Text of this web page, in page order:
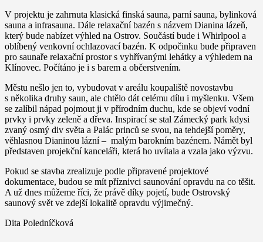
V projektu je zahrnuta klasická finská sauna, parní sauna, bylinková
sauna a infrasauna. Dále relaxační bazén s názvem Dianina lázeň,
který bude nabízet výhled na Ostrov. Součástí bude i Whirlpool a
oblíbený venkovní ochlazovací bazén. K odpočinku bude připraven
pro saunaře relaxační prostor s vyhřívanými lehátky a výhledem na
Klínovec. Počítáno je i s barem a občerstvením.
Městu nešlo jen to, vybudovat v areálu koupaliště novostavbu
s několika druhy saun, ale chtělo dát celému dílu i myšlenku. Všem
se zalíbil nápad pojmout ji v přírodním duchu, kde se objeví vodní
prvky i prvky zeleně a dřeva. Inspirací se stal Zámecký park kdysi
zvaný osmý div světa a Palác princů se svou, na tehdejší poměry,
věhlasnou Dianinou lázní – malým barokním bazénem. Námět byl
představen projekční kanceláři, která ho uvítala a vzala jako výzvu.
Pokud se stavba zrealizuje podle připravené projektové
dokumentace, budou se mít příznivci saunování opravdu na co těšit.
A už dnes můžeme říci, že právě díky pojetí, bude Ostrovský
saunový svět ve zdejší lokalitě opravdu výjimečný.
Dita Poledníčková